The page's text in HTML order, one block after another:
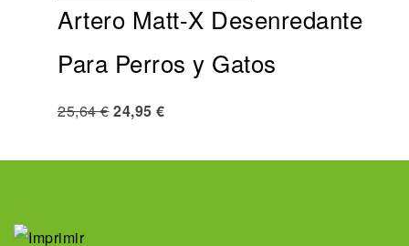
Artero Matt-X Desenredante
Para Perros y Gatos
25,64€24,95 €